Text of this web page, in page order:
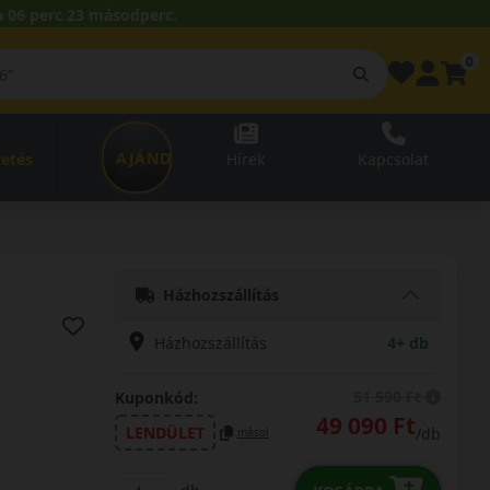
06 perc 22 másodperc.
AJÁNDÉKUTALVÁNY
Házhozszállítás
Házhozszállítás 4+ db
Kuponkód:
LENDÜLET
másol 49 090 Ft/db